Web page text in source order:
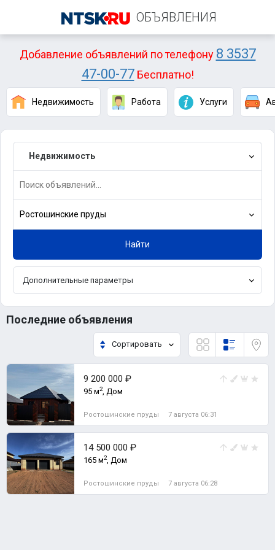
ОБЪЯВЛЕНИЯ
Добавление объявлений по телефону 8 3537
47-00-77Бесплатно!
Недвижимость Работа Услуги
Недвижимость
Ростошинские пруды
Найти
Дополнительные параметры
Последние объявления
Сортировать
9 200 000 ₽
95 м2, Дом
Ростошинские пруды 7 августа 06:31
14 500 000 ₽
165 м2, Дом
Ростошинские пруды 7 августа 06:28